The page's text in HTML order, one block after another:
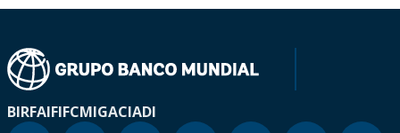
BIRFAIFIFCMIGACIADI